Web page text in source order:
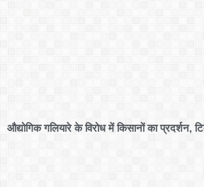
औद्योगिक गलियारे के विरोध में किसानों का